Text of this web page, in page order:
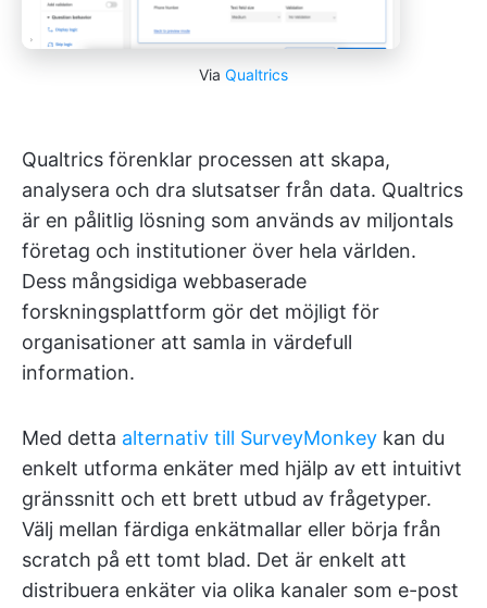
Via Qualtrics
Qualtrics förenklar processen att skapa,
analysera och dra slutsatser från data. Qualtrics
är en pålitlig lösning som används av miljontals
företag och institutioner över hela världen.
Dess mångsidiga webbaserade
forskningsplattform gör det möjligt för
organisationer att samla in värdefull
information.
Med detta alternativ till SurveyMonkey kan du
enkelt utforma enkäter med hjälp av ett intuitivt
gränssnitt och ett brett utbud av frågetyper.
Välj mellan färdiga enkätmallar eller börja från
scratch på ett tomt blad. Det är enkelt att
distribuera enkäter via olika kanaler som e-post